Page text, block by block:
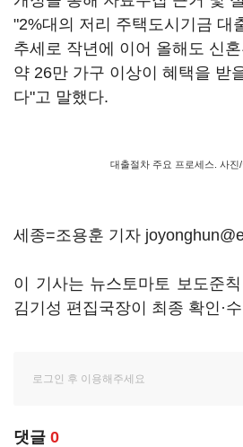
"2%대의 저리 주택도시기금 대
추세로 작년에 이어 올해도 신혼
약 26만 가구 이상이 혜택을 받
다"고 말했다.
대출절차 주요 프로세스. 사진
세종=조용훈 기자
이 기사는 뉴스토마토 보도준
김기성 편집국장이 최종 확인·
댓글 0